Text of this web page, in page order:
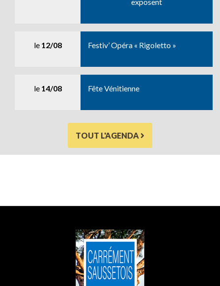
le 12/08 Festiv’ Opéra « Rigoletto »
le 14/08 Fête Vénitienne
TOUT L'AGENDA